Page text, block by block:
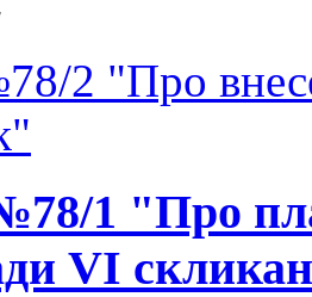
2 "Про
1 "Про
VI